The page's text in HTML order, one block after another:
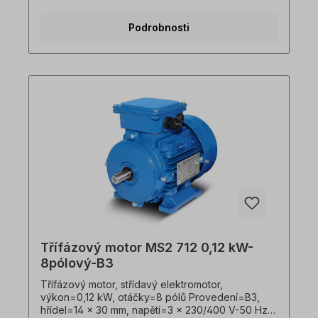
hmotnost=6 kg, umístění svorkovnice=nahoře
kryt=hliníkový tlakový odlitek, třída izolace=F (155
Elektromotor je vhodný pro použití s frekvenčními
měniči a pro oba směry otáčení. V souladu s VDE
0105 a IEC 364 smí veškeré práce na elektrickém
pohonu provádět pouze kvalifikovaný personál
Kvalifikovaný personál. V případě úprav nebo
speciálních provedení nám zašlete poptávku.
Užitečné rady týkající se elektromotorů naleznete
v sekci Často kladené otázky. Všechny fotografie
výrobků jsou nezávazné příklady!Technické
Podrobnosti
Třífázový motor MS2 712 0,12 kW-
8pólový-B3
Třífázový motor, střídavý elektromotor,
výkon=0,12 kW, otáčky=8 pólů Provedení=B3,
hřídel=14 x 30 mm, napětí=3 x 230/400 V-50 Hz, 3